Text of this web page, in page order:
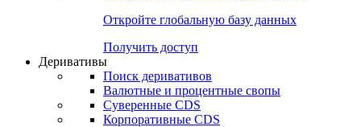
Откройте глобальную базу данных
Получить доступ
Деривативы
Поиск деривативов
Валютные и процентные свопы
Суверенные CDS
Корпоративные CDS